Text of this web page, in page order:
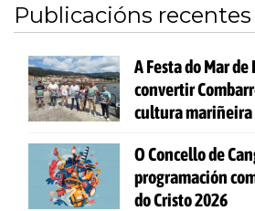
Publicacións recentes
A Festa do Mar
convertir
cultura mariñeira
O Concello de
programación
do Cristo 2026